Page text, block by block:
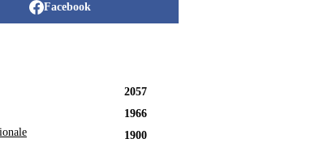
Facebook
2057
1966
1900